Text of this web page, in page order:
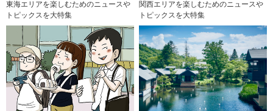
東海エリアを楽しむためのニュースや
トピックスを大特集
関西エリアを楽しむためのニュースや
トピックスを大特集